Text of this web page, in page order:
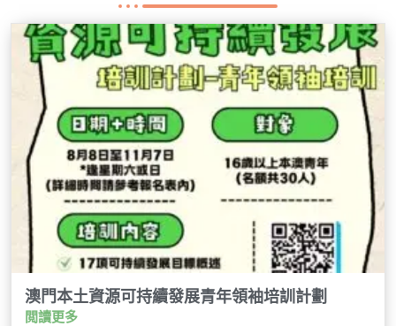
澳門本土資源可持續發展青年領袖培訓計劃
閲讀更多